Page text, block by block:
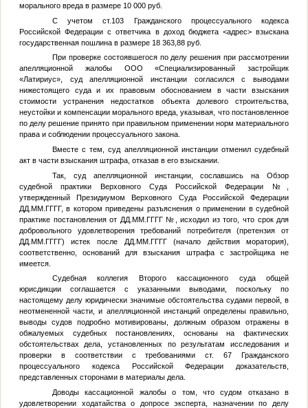
морального вреда в размере 10 000 руб.
С учетом ст.103 Гражданского процессуального кодекса
Российской Федерации с ответчика в доход бюджета <адрес>взыскана
государственная пошлина в размере 18 363,88 руб.
При проверке состоявшегося по делу решения при рассмотрении
апелляционной жалобы ООО «Специализированный застройщик
«Латириус», суд апелляционной инстанции согласился с выводами
нижестоящего суда и их правовым обоснованием в части взыскания
стоимости устранения недостатков объекта долевого строительства,
неустойки и компенсации морального вреда, указывая, что постановленное
по делу решение принято при правильном применении норм материального
права и соблюдении процессуального закона.
Вместе с тем, суд апелляционной инстанции отменил судебный
акт в части взыскания штрафа, отказав в его взыскании.
Так, суд апелляционной инстанции, сославшись на Обзор
судебной практики Верховного Суда Российской Федерации
№
утвержденный Президиумом Верховного Суда Российской Федерации
ДД.ММ.ГГГГ, в котором приведены разъяснения о применении в судебной
практике постановления от ДД.ММ.ГГГГ №
, исходил из того, что срок для
добровольного удовлетворения требований потребителя (претензия от
ДД.ММ.ГГГГ) истек после ДД.ММ.ГГГГ(начало действия моратория),
соответственно, оснований для взыскания штрафа с застройщика не
имеется.
Судебная коллегия Второго кассационного суда общей
юрисдикции соглашается с указанными выводами, поскольку по
настоящему делу юридически значимые обстоятельства судами первой, в
неотмененной части, и апелляционной инстанций определены правильно,
выводы судов подробно мотивированы, должным образом отражены в
обжалуемых судебных постановлениях, основаны на фактических
обстоятельствах дела, установленных по результатам исследования и
проверки в соответствии с требованиями ст. 67 Гражданского
процессуального кодекса Российской Федерации доказательств,
представленных сторонами в материалы дела.
Доводы кассационной жалобы о том, что судом отказано в
удовлетворении ходатайства о допросе эксперта, назначении по делу